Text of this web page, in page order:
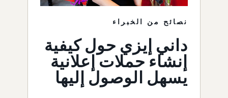
نصائح من الخبراء
داني إيزي حول كيفية
إنشاء حملات إعلانية
يسهل الوصول إليها